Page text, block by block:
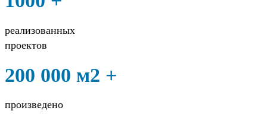
реализованных
проектов
200 000 м2 +
произведено